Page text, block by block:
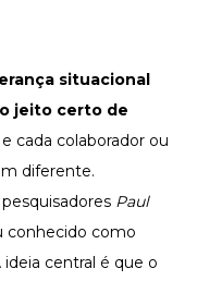
situacional
jeito certo de
cada colaborador ou
diferente.
Paul
conhecido como
ideia central é que o